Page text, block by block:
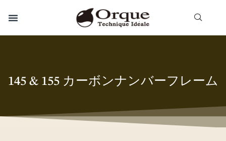
145 & 155 カーボンナンバーフレーム